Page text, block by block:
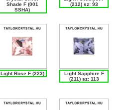
Shade F (001
SSHA)
(212) sz: 93
Light Rose F (223)
Light Sapphire F
(211) sz: 113